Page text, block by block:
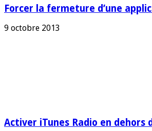
Forcer la fermeture d’une
9 octobre 2013
Activer iTunes Radio en dehors